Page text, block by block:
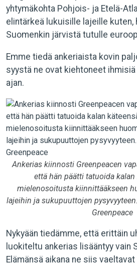
yhtymäkohta Pohjois- ja Etelä-
elintärkeä lukuisille lajeille kuten,
Suomenkin järvistä tutulle
Emme tiedä ankeriaista kovin
syystä ne ovat kiehtoneet
ajan.
Ankerias kiinnosti Greenpeacen
että hän päätti tatuoida kalan
mielenosoitusta kiinnittääkseen
lajeihin ja sukupuuttojen
Greenpeace
Nykyään tiedämme, että erittäin
luokiteltu ankerias lisääntyy vain
Elämänsä aikana ne siis